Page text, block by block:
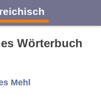
F
Wörterbuch
Mehl